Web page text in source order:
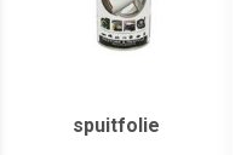
spuitfolie